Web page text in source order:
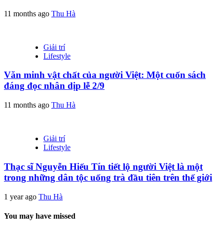
11 months ago Thu Hà
Giải trí
Lifestyle
Văn minh vật chất của người Việt: Một cuốn sách
đáng đọc nhân dịp lễ 2/9
11 months ago Thu Hà
Giải trí
Lifestyle
Thạc sĩ Nguyễn Hiếu Tín tiết lộ người Việt là một
trong những dân tộc uống trà đầu tiên trên thế giới
1 year ago Thu Hà
You may have missed